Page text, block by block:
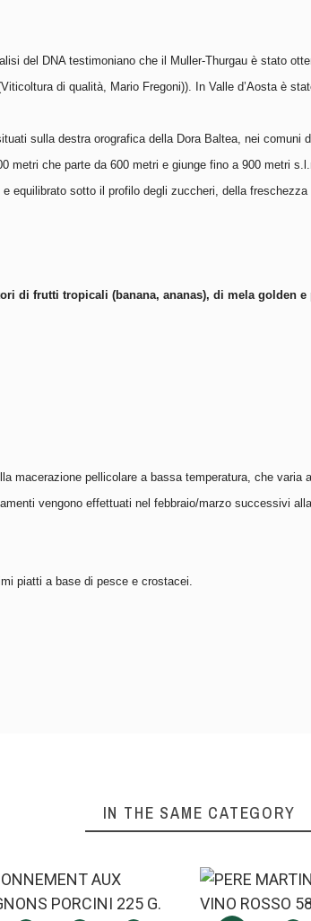
del DNA testimoniano che il Muller-Thurgau è stato
di qualità, Mario Fregoni)). In Valle d’Aosta è
sulla destra orografica della Dora Baltea, nei
metri che parte da 600 metri e giunge fino a 900 metri
equilibrato sotto il profilo degli zuccheri, della
di frutti tropicali (banana, ananas), di mela golden
macerazione pellicolare a bassa temperatura, che
vengono effettuati nel febbraio/marzo successivi
piatti a base di pesce e crostacei.
IN THE SAME CATEGORY